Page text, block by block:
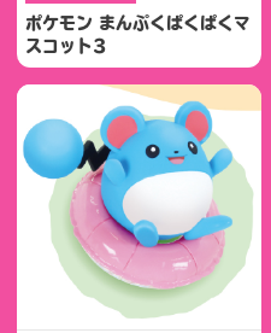
ポケモン まんぷくぱくぱくマ
スコット3